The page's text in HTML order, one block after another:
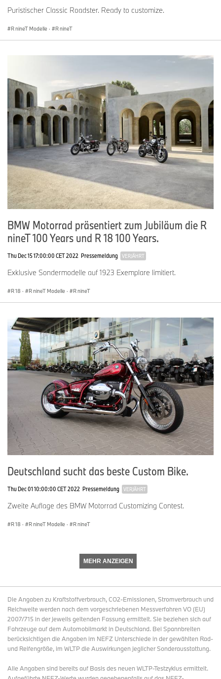
Puristischer Classic Roadster. Ready to customize.
R nineT Modelle · R nineT
BMW Motorrad präsentiert zum Jubiläum die R
nineT 100 Years und R 18 100 Years.
Thu Dec 15 17:00:00 CET 2022 Pressemeldung VERJÄHRT
Exklusive Sondermodelle auf 1923 Exemplare limitiert.
R 18 · R nineT Modelle · R nineT
Deutschland sucht das beste Custom Bike.
Thu Dec 01 10:00:00 CET 2022 Pressemeldung VERJÄHRT
Zweite Auflage des BMW Motorrad Customizing Contest.
R 18 · R nineT Modelle · R nineT
MEHR ANZEIGEN
Die Angaben zu Kraftstoffverbrauch, CO2-Emissionen, Stromverbrauch und
Reichweite werden nach dem vorgeschriebenen Messverfahren VO (EU)
2007/715 in der jeweils geltenden Fassung ermittelt. Sie beziehen sich auf
Fahrzeuge auf dem Automobilmarkt in Deutschland. Bei Spannbreiten
berücksichtigen die Angaben im NEFZ Unterschiede in der gewählten Rad-
und Reifengröße, im WLTP die Auswirkungen jeglicher Sonderausstattung.
Alle Angaben sind bereits auf Basis des neuen WLTP-Testzyklus ermittelt.